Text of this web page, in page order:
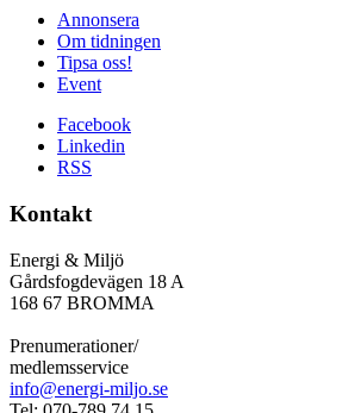
Annonsera
Om tidningen
Tipsa oss!
Event
Facebook
Linkedin
RSS
Kontakt
Energi & Miljö
Gårdsfogdevägen 18 A
168 67 BROMMA
Prenumerationer/
medlemsservice
info@energi-miljo.se